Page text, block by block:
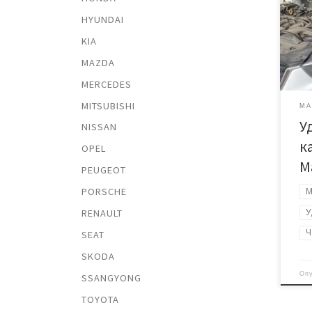
HYUNDAI
KIA
MAZDA
MERCEDES
MITSUBISHI
NISSAN
OPEL
PEUGEOT
PORSCHE
RENAULT
SEAT
SKODA
SSANGYONG
TOYOTA